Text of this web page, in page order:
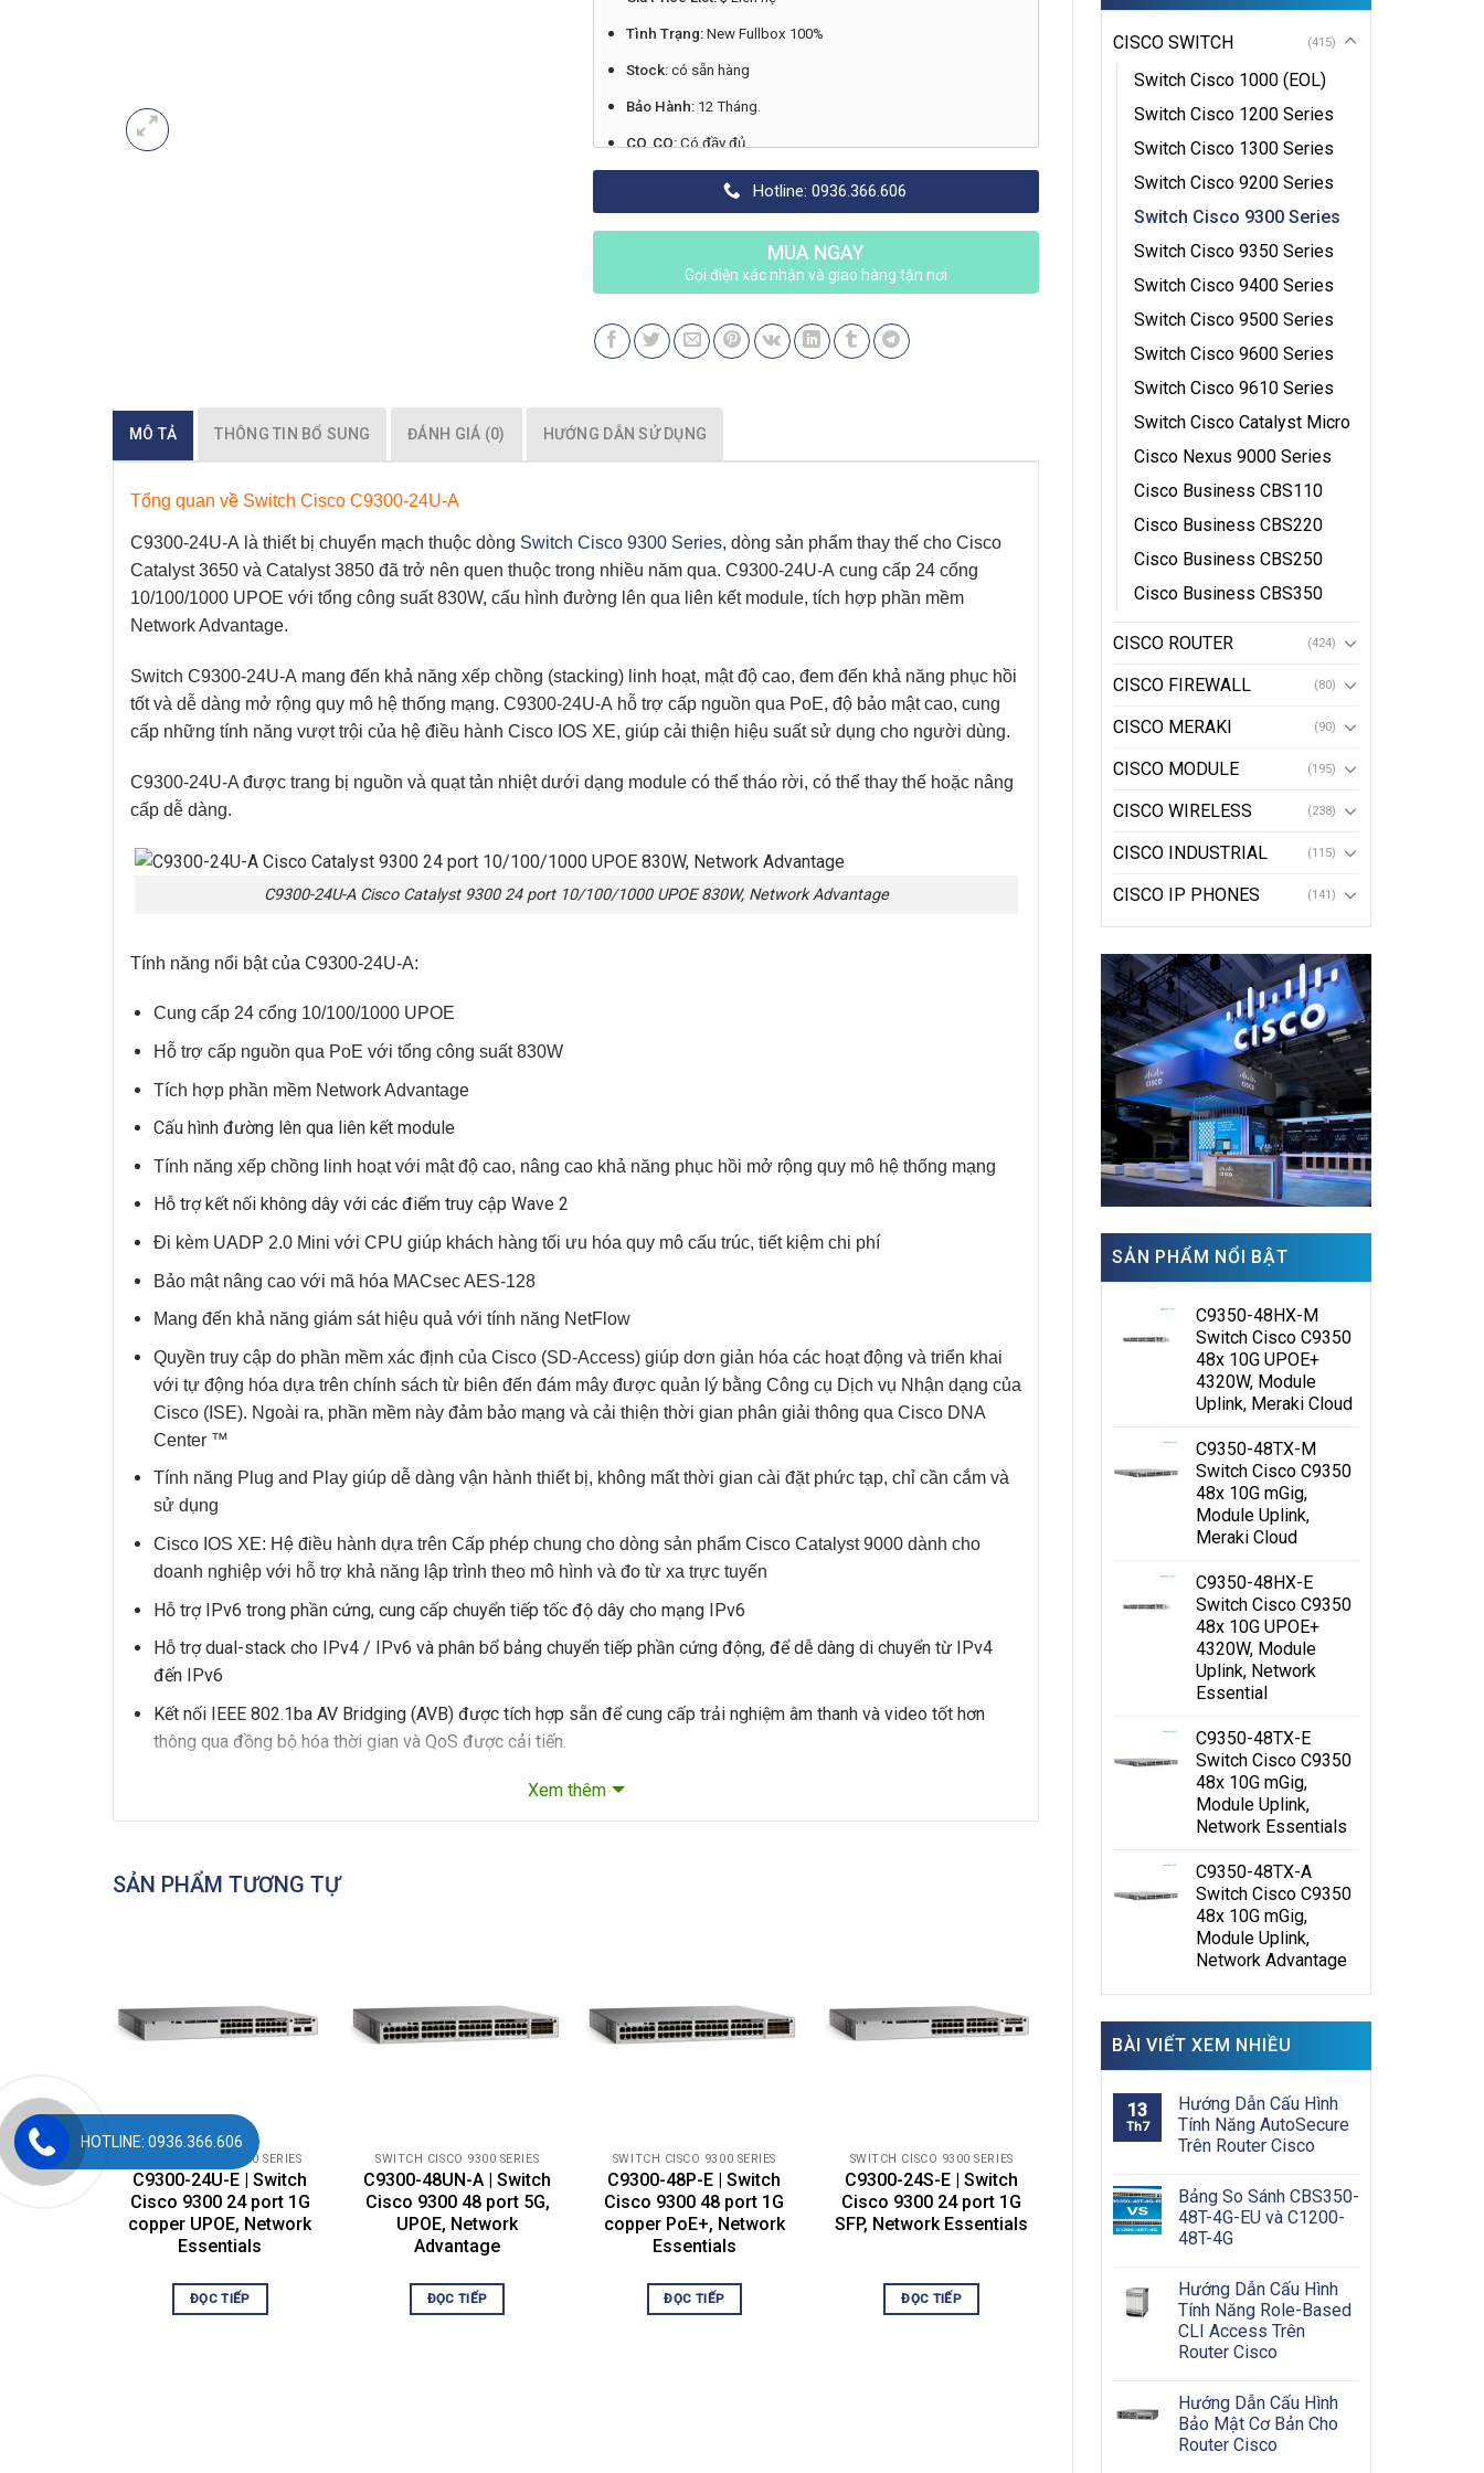
CISCO SWITCH (415)
Switch Cisco 1000 (EOL)
Switch Cisco 1200 Series
Switch Cisco 1300 Series
Switch Cisco 9200 Series
Switch Cisco 9300 Series
Switch Cisco 9350 Series
Switch Cisco 9400 Series
Switch Cisco 9500 Series
Switch Cisco 9600 Series
Switch Cisco 9610 Series
Switch Cisco Catalyst Micro
Cisco Nexus 9000 Series
Cisco Business CBS110
Cisco Business CBS220
Cisco Business CBS250
Cisco Business CBS350
CISCO ROUTER (424)
CISCO FIREWALL (80)
CISCO MERAKI (90)
CISCO MODULE (195)
CISCO WIRELESS (238)
CISCO INDUSTRIAL (115)
CISCO IP PHONES (141)
SẢN PHẨM NỔI BẬT
C9350-48HX-M
Switch Cisco C9350
48x 10G UPOE+
4320W, Module
Uplink, Meraki Cloud
C9350-48TX-M
Switch Cisco C9350
48x 10G mGig,
Module Uplink,
Meraki Cloud
C9350-48HX-E
Switch Cisco C9350
48x 10G UPOE+
4320W, Module
Uplink, Network
Essential
C9350-48TX-E
Switch Cisco C9350
48x 10G mGig,
Module Uplink,
Network Essentials
C9350-48TX-A
Switch Cisco C9350
48x 10G mGig,
Module Uplink,
Network Advantage
BÀI VIẾT XEM NHIỀU
13
Th7
Hướng Dẫn Cấu Hình
Tính Năng AutoSecure
Trên Router Cisco
Bảng So Sánh CBS350-
48T-4G-EU và C1200-
48T-4G
Hướng Dẫn Cấu Hình
Tính Năng Role-Based
CLI Access Trên
Router Cisco
Hướng Dẫn Cấu Hình
Bảo Mật Cơ Bản Cho
Router Cisco
Tình Trạng: New Fullbox 100%
Stock: có sẵn hàng
Bảo Hành: 12 Tháng.
CO, CQ:Có đầy đủ
Chính hãng Cisco
Made in:Liên hệ
Hotline: 0936.366.606
MUA NGAY
Gọi điện xác nhận và giao hàng tận nơi
MÔ TẢ THÔNG TIN BỔ SUNG ĐÁNH GIÁ (0) HƯỚNG DẪN SỬ DỤNG
Tổng quan về Switch Cisco C9300-24U-A
C9300-24U-A là thiết bị chuyển mạch thuộc dòng Switch Cisco 9300 Series, dòng sản phẩm thay thế cho Cisco
Catalyst 3650 và Catalyst 3850 đã trở nên quen thuộc trong nhiều năm qua. C9300-24U-A cung cấp 24 cổng
10/100/1000 UPOE với tổng công suất 830W, cấu hình đường lên qua liên kết module, tích hợp phần mềm
Network Advantage.
Switch C9300-24U-A mang đến khả năng xếp chồng (stacking) linh hoạt, mật độ cao, đem đến khả năng phục hồi
tốt và dễ dàng mở rộng quy mô hệ thống mạng. C9300-24U-A hỗ trợ cấp nguồn qua PoE, độ bảo mật cao, cung
cấp những tính năng vượt trội của hệ điều hành Cisco IOS XE, giúp cải thiện hiệu suất sử dụng cho người dùng.
C9300-24U-A được trang bị nguồn và quạt tản nhiệt dưới dạng module có thể tháo rời, có thể thay thế hoặc nâng
cấp dễ dàng.
C9300-24U-A Cisco Catalyst 9300 24 port 10/100/1000 UPOE 830W, Network Advantage
Tính năng nổi bật của C9300-24U-A:
Cung cấp 24 cổng 10/100/1000 UPOE
Hỗ trợ cấp nguồn qua PoE với tổng công suất 830W
Tích hợp phần mềm Network Advantage
Cấu hình đường lên qua liên kết module
Tính năng xếp chồng linh hoạt với mật độ cao, nâng cao khả năng phục hồi mở rộng quy mô hệ thống mạng
Hỗ trợ kết nối không dây với các điểm truy cập Wave 2
Đi kèm UADP 2.0 Mini với CPU giúp khách hàng tối ưu hóa quy mô cấu trúc, tiết kiệm chi phí
Bảo mật nâng cao với mã hóa MACsec AES-128
Mang đến khả năng giám sát hiệu quả với tính năng NetFlow
Quyền truy cập do phần mềm xác định của Cisco (SD-Access) giúp dơn giản hóa các hoạt động và triển khai
với tự động hóa dựa trên chính sách từ biên đến đám mây được quản lý bằng Công cụ Dịch vụ Nhận dạng của
Cisco (ISE). Ngoài ra, phần mềm này đảm bảo mạng và cải thiện thời gian phân giải thông qua Cisco DNA
Center ™
Tính năng Plug and Play giúp dễ dàng vận hành thiết bị, không mất thời gian cài đặt phức tạp, chỉ cần cắm và
sử dụng
Cisco IOS XE: Hệ điều hành dựa trên Cấp phép chung cho dòng sản phẩm Cisco Catalyst 9000 dành cho
doanh nghiệp với hỗ trợ khả năng lập trình theo mô hình và đo từ xa trực tuyến
Hỗ trợ IPv6 trong phần cứng, cung cấp chuyển tiếp tốc độ dây cho mạng IPv6
Hỗ trợ dual-stack cho IPv4 / IPv6 và phân bổ bảng chuyển tiếp phần cứng động, để dễ dàng di chuyển từ IPv4
đến IPv6
Kết nối IEEE 802.1ba AV Bridging (AVB) được tích hợp sẵn để cung cấp trải nghiệm âm thanh và video tốt hơn
thông qua đồng bộ hóa thời gian và QoS được cải tiến.
Cung cấp các tính năng bảo mật nâng cao như Phân tích lưu lượng truy cập được mã hóa (ETA), thuận toán mã hoá
Part Number
Product Description
Catalyst 9300 24-port UPOE, Network Advantage
Total 10/100/1000 or Multigigabit copper ports
24 Cisco UPOE
Default AC power supply
1100W AC
Cisco StackWise-480
Xem thêm
SẢN PHẨM TƯƠNG TỰ
SWITCH CISCO 9300 SERIES
C9300-24U-E | Switch
Cisco 9300 24 port 1G
copper UPOE, Network
Essentials
ĐỌC TIẾP
SWITCH CISCO 9300 SERIES
C9300-48UN-A | Switch
Cisco 9300 48 port 5G,
UPOE, Network
Advantage
ĐỌC TIẾP
SWITCH CISCO 9300 SERIES
C9300-48P-E | Switch
Cisco 9300 48 port 1G
copper PoE+, Network
Essentials
ĐỌC TIẾP
SWITCH CISCO 9300 SERIES
C9300-24S-E | Switch
Cisco 9300 24 port 1G
SFP, Network Essentials
ĐỌC TIẾP
HOTLINE: 0936.366.606